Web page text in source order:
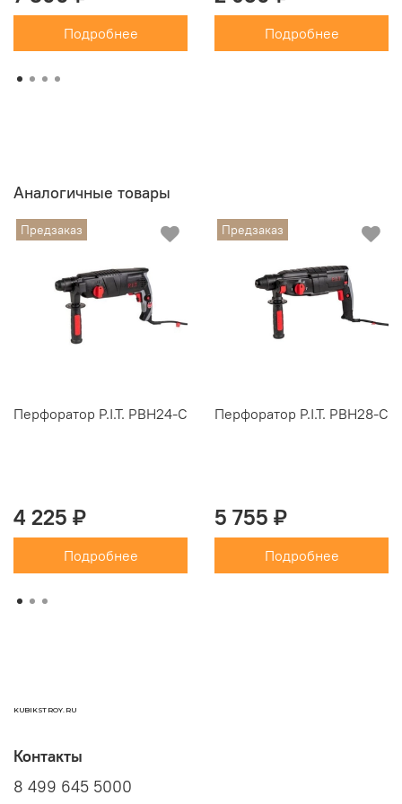
Мощность (Вт)
800
Подробнее Подробнее
Аналогичные товары
Предзаказ
Перфоратор P.I.T. PBH24-C
4 225 ₽
Подробнее
Предзаказ
Перфоратор P.I.T. PBH28-C
5 755 ₽
Подробнее
KUBIKSTROY.RU
Контакты
8 499 645 5000